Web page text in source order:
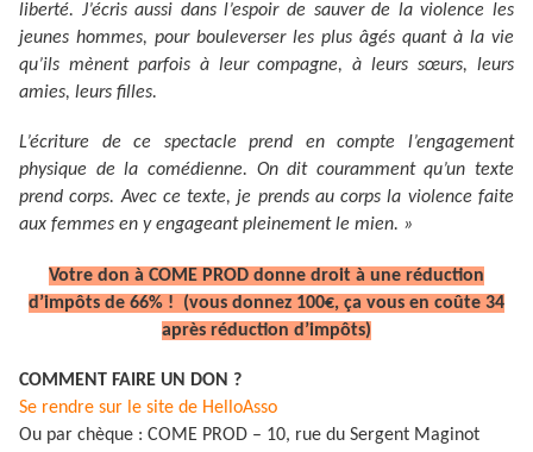
liberté. J’écris aussi dans l’espoir de sauver de la violence les
jeunes hommes, pour bouleverser les plus âgés quant à la vie
qu’ils mènent parfois à leur compagne, à leurs sœurs, leurs
amies, leurs filles.
L’écriture de ce spectacle prend en compte l’engagement
physique de la comédienne. On dit couramment qu’un texte
prend corps. Avec ce texte, je prends au corps la violence faite
aux femmes en y engageant pleinement le mien. »
Votre don à COME PROD donne droit à une réduction
d’impôts de 66% ! (vous donnez 100€, ça vous en coûte 34
après réduction d’impôts)
COMMENT FAIRE UN DON ?
Se rendre sur le site de HelloAsso
Ou par chèque : COME PROD – 10, rue du Sergent Maginot